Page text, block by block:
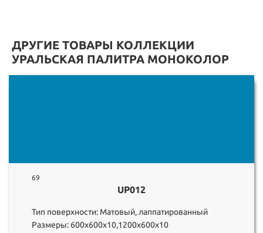
ДРУГИЕ ТОВАРЫ КОЛЛЕКЦИИ
УРАЛЬСКАЯ ПАЛИТРА МОНОКОЛОР
69
UP012
Тип поверхности: Матовый, лаппатированный
Размеры: 600х600х10,1200х600х10